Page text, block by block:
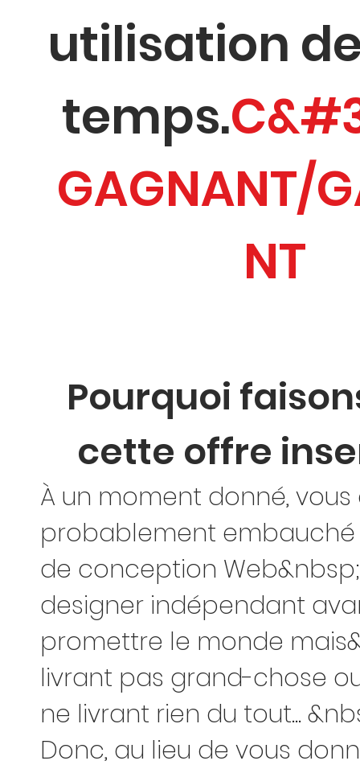
utilisation
temps.
GAGNANT/
NT
Pourquoi
cette offre
À un moment donné, vous
probablement
de conception
designer indépendant
promettre le monde
livrant pas grand-chose
ne livrant rien du tout...
Donc, au lieu de vous